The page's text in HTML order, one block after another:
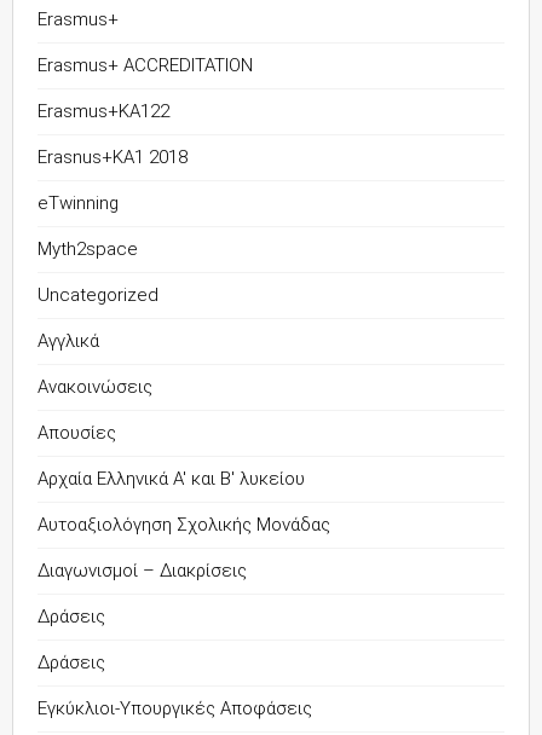
Erasmus+
Erasmus+ ACCREDITATION
Erasmus+KA122
Erasnus+KA1 2018
eTwinning
Myth2space
Uncategorized
Αγγλικά
Ανακοινώσεις
Απουσίες
Αρχαία Ελληνικά Α' και Β' λυκείου
Αυτοαξιολόγηση Σχολικής Μονάδας
Διαγωνισμοί – Διακρίσεις
Δράσεις
Δράσεις
Εγκύκλιοι-Υπουργικές Αποφάσεις